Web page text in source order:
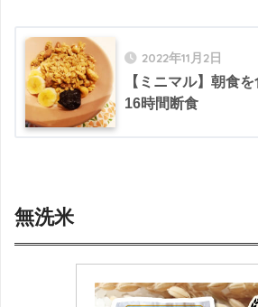
2022年11月2日
【ミニマル】朝食
16時間断食
無洗米